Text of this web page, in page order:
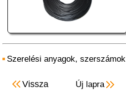
Szerelési anyagok, szerszámok
Vissza Új lapra